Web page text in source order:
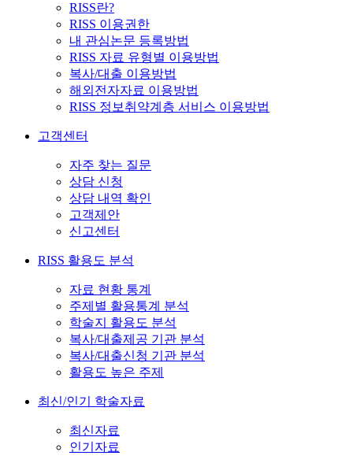
RISS란?
RISS 이용권한
내 관심논문 등록방법
RISS 자료 유형별 이용방법
복사/대출 이용방법
해외전자자료 이용방법
RISS 정보취약계층 서비스 이용방법
고객센터
자주 찾는 질문
상담 신청
상담 내역 확인
고객제안
신고센터
RISS 활용도 분석
자료 현황 통계
주제별 활용통계 분석
학술지 활용도 분석
복사/대출제공 기관 분석
복사/대출신청 기관 분석
활용도 높은 주제
최신/인기 학술자료
최신자료
인기자료